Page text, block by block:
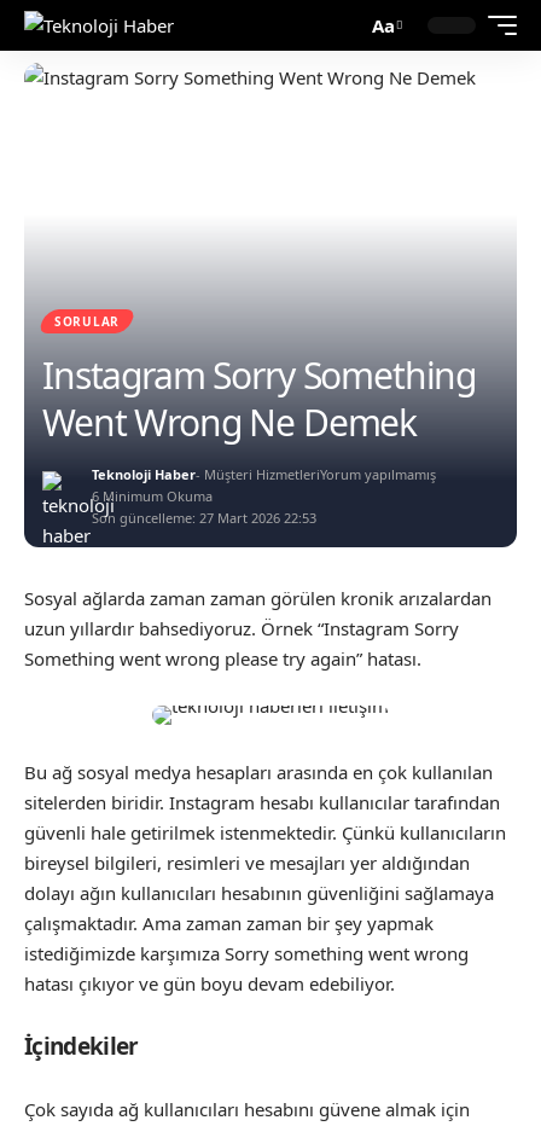
Aa
SORULAR
Instagram Sorry Something
Went Wrong Ne Demek
Son güncelleme: 27 Mart 2026 22:53
Teknoloji Haber- Müşteri HizmetleriYorum yapılmamış
6 Minimum Okuma
Sosyal ağlarda zaman zaman görülen kronik arızalardan
uzun yıllardır bahsediyoruz. Örnek “Instagram Sorry
Something went wrong please try again” hatası.
Bu ağ sosyal medya hesapları arasında en çok kullanılan
sitelerden biridir. Instagram hesabı kullanıcılar tarafından
güvenli hale getirilmek istenmektedir. Çünkü kullanıcıların
bireysel bilgileri, resimleri ve mesajları yer aldığından
dolayı ağın kullanıcıları hesabının güvenliğini sağlamaya
çalışmaktadır. Ama zaman zaman bir şey yapmak
istediğimizde karşımıza Sorry something went wrong
hatası çıkıyor ve gün boyu devam edebiliyor.
İçindekiler
Çok sayıda ağ kullanıcıları hesabını güvene almak için